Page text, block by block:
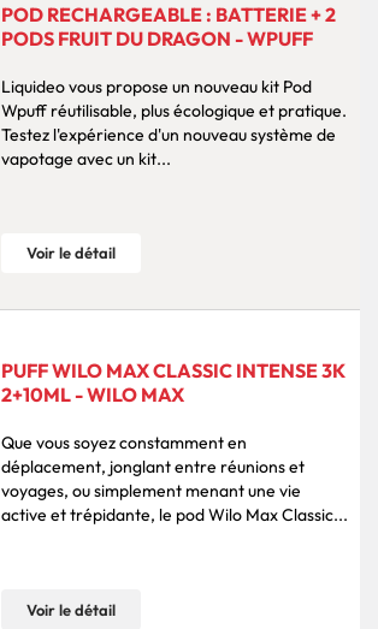
POD RECHARGEABLE : BATTERIE + 2
PODS FRUIT DU DRAGON - WPUFF
Liquideo vous propose un nouveau kit Pod
Wpuff réutilisable, plus écologique et pratique.
Testez l'expérience d'un nouveau système de
vapotage avec un kit...
Voir le détail
PUFF WILO MAX CLASSIC INTENSE 3K
2+10ML - WILO MAX
Que vous soyez constamment en
déplacement, jonglant entre réunions et
voyages, ou simplement menant une vie
active et trépidante, le pod Wilo Max Classic...
Voir le détail